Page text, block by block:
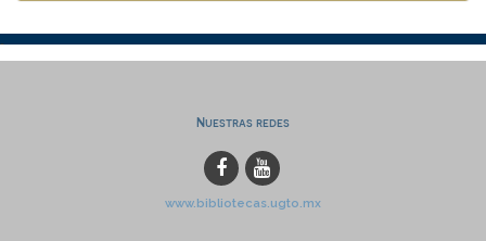
Nuestras redes
www.bibliotecas.ugto.mx